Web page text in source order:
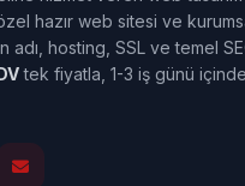
hazır web sitesi ve
adı, hosting, SSL ve temel
tek fiyatla, 1-3 iş günü